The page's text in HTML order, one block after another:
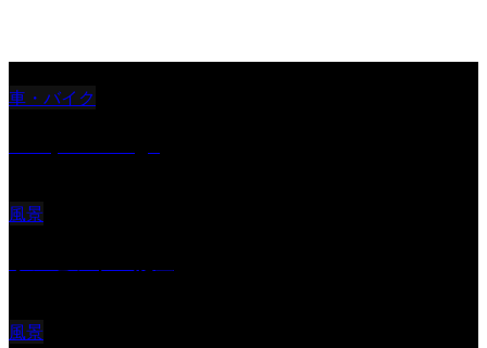
車・バイク
風景
風景